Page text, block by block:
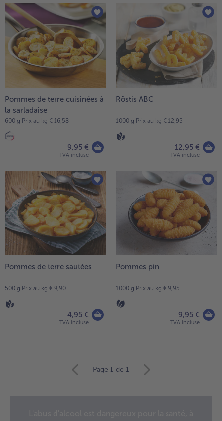
Pommes de terre cuisinées à
la sarladaise
600 g Prix au kg € 16,58
9,95 €
TVA incluse
Röstis ABC
1000 g Prix au kg € 12,95
12,95 €
TVA incluse
Pommes de terre sautées
500 g Prix au kg € 9,90
4,95 €
TVA incluse
Pommes pin
1000 g Prix au kg € 9,95
9,95 €
TVA incluse
Page 1 de 1